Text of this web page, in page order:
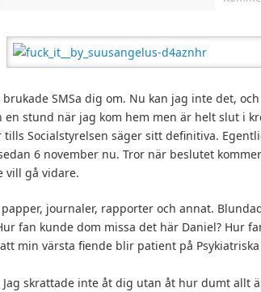
SMSa dig om. Nu kan jag inte det,
en stund när jag kom hem men är helt slut i
Socialstyrelsen säger sitt definitiva.
6 november nu. Tror när beslutet
vill gå vidare.
journaler, rapporter och annat.
fan kunde dom missa det här Daniel? Hur
min värsta fiende blir patient på
skrattade inte åt dig utan åt hur dumt allt